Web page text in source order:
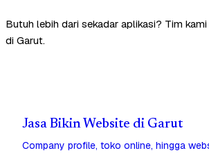
Butuh lebih dari sekadar aplikasi? Tim
di Garut.
Jasa Bikin Website di Garut
Company profile, toko online, hingga